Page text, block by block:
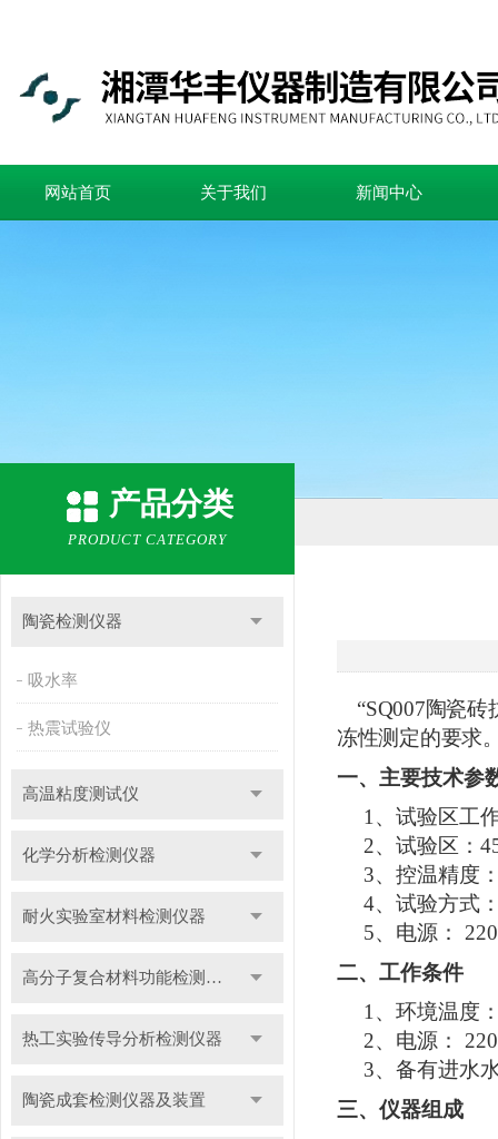
网站首页 关于我们 新闻中心
产品分类
PRODUCT CATEGORY
陶瓷检测仪器
吸水率
热震试验仪
高温粘度测试仪
化学分析检测仪器
耐火实验室材料检测仪器
高分子复合材料功能检测仪器
热工实验传导分析检测仪器
陶瓷成套检测仪器及装置
“SQ007陶瓷砖
冻性测定的要求
一、主要技术参
1 、试验区工
2、试验区：
3、控温精度
4、试验方式
5、电源：
二、工作条件
1 、环境温度
2、电源：
3、备有进水
三、仪器组成